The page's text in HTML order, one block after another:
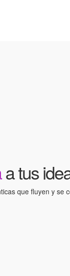
a tus
que fluyen y se